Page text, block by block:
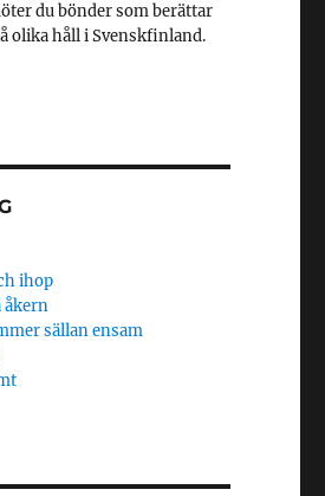
du bönder som berättar
olika håll i Svenskfinland.
ihop
åkern
sällan ensam